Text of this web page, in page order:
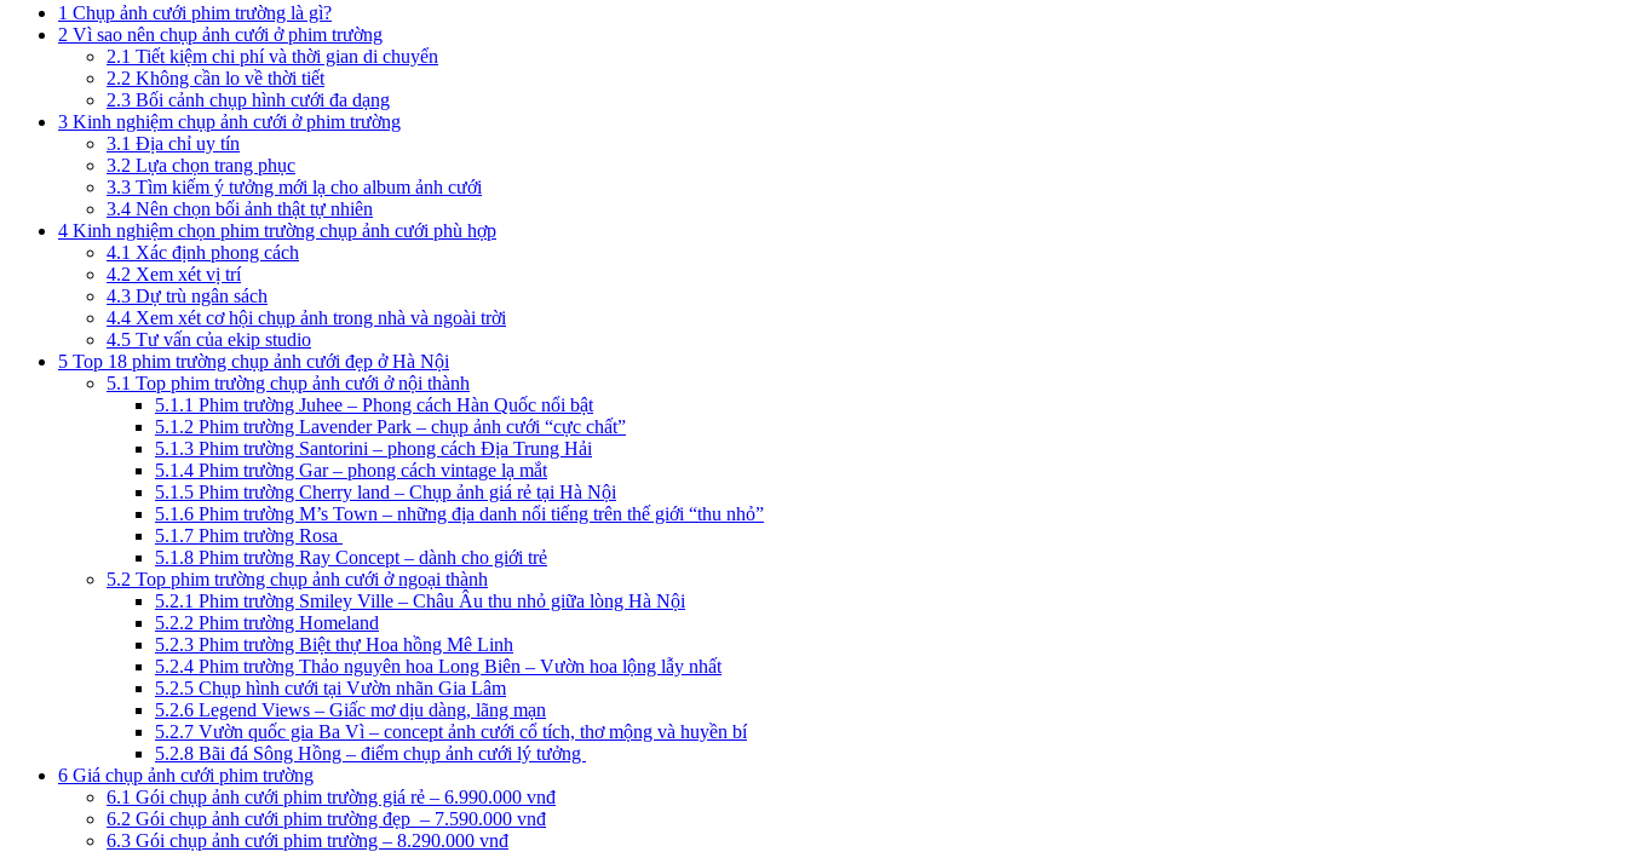
1 Chụp ảnh cưới phim trường là gì?
2 Vì sao nên chụp ảnh cưới ở phim trường
2.1 Tiết kiệm chi phí và thời gian di chuyển
2.2 Không cần lo về thời tiết
2.3 Bối cảnh chụp hình cưới đa dạng
3 Kinh nghiệm chụp ảnh cưới ở phim trường
3.1 Địa chỉ uy tín
3.2 Lựa chọn trang phục
3.3 Tìm kiếm ý tưởng mới lạ cho album ảnh cưới
3.4 Nên chọn bối ảnh thật tự nhiên
4 Kinh nghiệm chọn phim trường chụp ảnh cưới phù hợp
4.1 Xác định phong cách
4.2 Xem xét vị trí
4.3 Dự trù ngân sách
4.4 Xem xét cơ hội chụp ảnh trong nhà và ngoài trời
4.5 Tư vấn của ekip studio
5 Top 18 phim trường chụp ảnh cưới đẹp ở Hà Nội
5.1 Top phim trường chụp ảnh cưới ở nội thành
5.1.1 Phim trường Juhee – Phong cách Hàn Quốc nổi bật
5.1.2 Phim trường Lavender Park – chụp ảnh cưới “cực chất”
5.1.3 Phim trường Santorini – phong cách Địa Trung Hải
5.1.4 Phim trường Gar – phong cách vintage lạ mắt
5.1.5 Phim trường Cherry land – Chụp ảnh giá rẻ tại Hà Nội
5.1.6 Phim trường M’s Town – những địa danh nổi tiếng trên thế giới “thu nhỏ”
5.1.7 Phim trường Rosa
5.1.8 Phim trường Ray Concept – dành cho giới trẻ
5.2 Top phim trường chụp ảnh cưới ở ngoại thành
5.2.1 Phim trường Smiley Ville – Châu Âu thu nhỏ giữa lòng Hà Nội
5.2.2 Phim trường Homeland
5.2.3 Phim trường Biệt thự Hoa hồng Mê Linh
5.2.4 Phim trường Thảo nguyên hoa Long Biên – Vườn hoa lộng lẫy nhất
5.2.5 Chụp hình cưới tại Vườn nhãn Gia Lâm
5.2.6 Legend Views – Giấc mơ dịu dàng, lãng mạn
5.2.7 Vườn quốc gia Ba Vì – concept ảnh cưới cổ tích, thơ mộng và huyền bí
5.2.8 Bãi đá Sông Hồng – điểm chụp ảnh cưới lý tưởng
6 Giá chụp ảnh cưới phim trường
6.1 Gói chụp ảnh cưới phim trường giá rẻ – 6.990.000 vnđ
6.2 Gói chụp ảnh cưới phim trường đẹp – 7.590.000 vnđ
6.3 Gói chụp ảnh cưới phim trường – 8.290.000 vnđ